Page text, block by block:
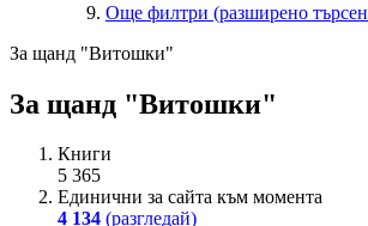
Още филтри (разширено
За щанд "Витошки"
За щанд "Витошки"
Книги
5 365
Единични за сайта към момента
4 134 (разгледай)